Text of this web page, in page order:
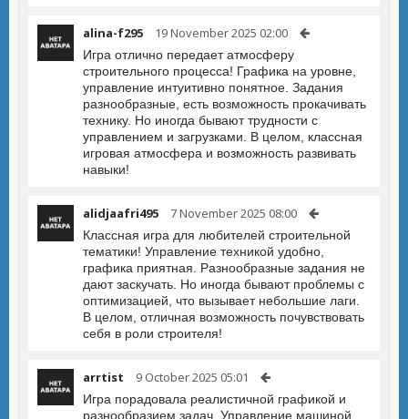
alina-f295 19 November 2025 02:00
Игра отлично передает атмосферу
строительного процесса! Графика на уровне,
управление интуитивно понятное. Задания
разнообразные, есть возможность прокачивать
технику. Но иногда бывают трудности с
управлением и загрузками. В целом, классная
игровая атмосфера и возможность развивать
навыки!
alidjaafri495 7 November 2025 08:00
Классная игра для любителей строительной
тематики! Управление техникой удобно,
графика приятная. Разнообразные задания не
дают заскучать. Но иногда бывают проблемы с
оптимизацией, что вызывает небольшие лаги.
В целом, отличная возможность почувствовать
себя в роли строителя!
arrtist 9 October 2025 05:01
Игра порадовала реалистичной графикой и
разнообразием задач. Управление машиной